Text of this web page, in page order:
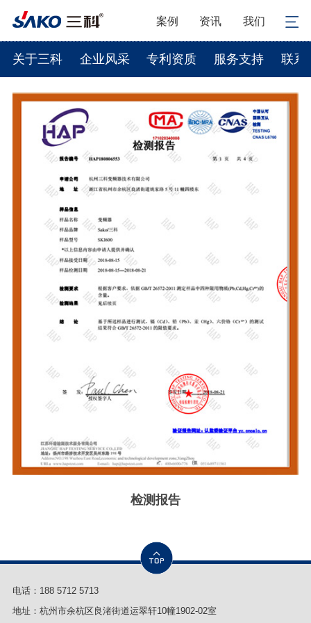
案例 资讯 我们
关于三科 企业风采 专利资质 服务支持 联系
检测报告
电话： 188 5712 5713
地址：杭州市余杭区良渚街道运翠轩10幢1902-02室